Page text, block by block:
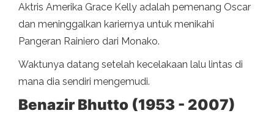
Aktris Amerika Grace Kelly adalah pemenang Oscar
dan meninggalkan kariernya untuk menikahi
Pangeran Rainiero dari Monako.
Waktunya datang setelah kecelakaan lalu lintas di
mana dia sendiri mengemudi.
Benazir Bhutto (1953 - 2007)